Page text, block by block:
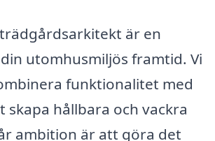
är en
utomhusmiljös framtid. Vi
funktionalitet med
skapa hållbara och vackra
ambition är att göra det